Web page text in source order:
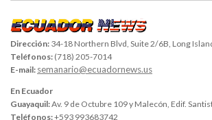
Dirección: 34-18 Northern Blvd, Suite 2/6B, Long
Teléfonos: (718) 205-7014
E-mail: semanario@ecuadornews.us
En Ecuador
Guayaquil:Av. 9 de Octubre 109 y Malecón, Edif.
Teléfonos:+593 993683742